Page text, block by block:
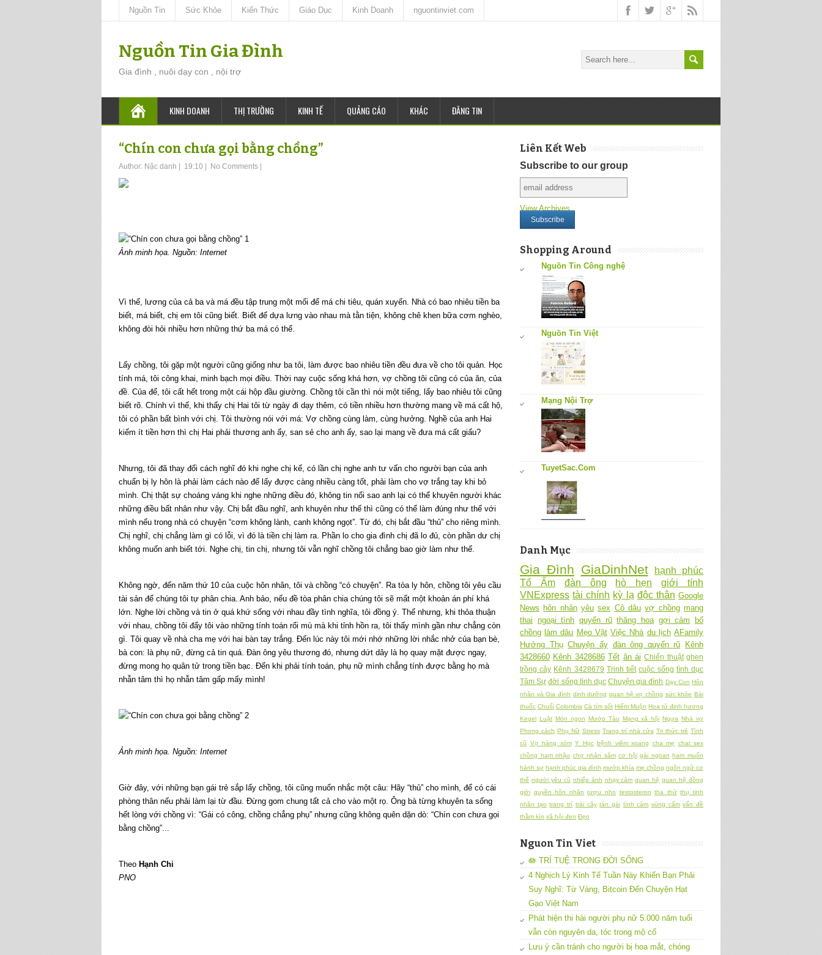
Nguồn Tin Sức Khỏe Kiến Thức Giáo Dục Kinh Doanh nguontinviet.com
Nguồn Tin Gia Đình
Gia đình , nuôi dạy con , nội trợ
KINH DOANH THỊ TRƯỜNG KINH TẾ QUẢNG CÁO KHÁC ĐĂNG TIN
“Chín con chưa gọi bằng chồng”
Author: Nặc danh 19:10 No Comments
Ảnh minh họa. Nguồn: Internet
Vì thế, lương của cả ba và má đều tập trung một mối để má chi tiêu, quán xuyến. Nhà có bao nhiêu tiền ba
biết, má biết, chị em tôi cũng biết. Biết để dựa lưng vào nhau mà tằn tiện, không chê khen bữa cơm nghèo,
không đòi hỏi nhiều hơn những thứ ba má có thể.
Lấy chồng, tôi gặp một người cũng giống như ba tôi, làm được bao nhiêu tiền đều đưa về cho tôi quản. Học
tính má, tôi công khai, minh bạch mọi điều. Thời nay cuộc sống khá hơn, vợ chồng tôi cũng có của ăn, của
đề. Của để, tôi cất hết trong một cái hộp đầu giường. Chồng tôi cần thì nói một tiếng, lấy bao nhiêu tôi cũng
biết rõ. Chính vì thế, khi thấy chị Hai tôi từ ngày đi dạy thêm, có tiền nhiều hơn thường mang về má cất hộ,
tôi có phần bất bình với chị. Tôi thường nói với má: Vợ chồng cùng làm, cùng hưởng. Nghề của anh Hai
kiếm ít tiền hơn thì chị Hai phải thương anh ấy, san sẻ cho anh ấy, sao lại mang về đưa má cất giấu?
Nhưng, tôi đã thay đổi cách nghĩ đó khi nghe chị kể, có lần chị nghe anh tư vấn cho người bạn của anh
chuẩn bị ly hôn là phải làm cách nào để lấy được càng nhiều càng tốt, phải làm cho vợ trắng tay khi bỏ
mình. Chị thật sự choáng váng khi nghe những điều đó, không tin nổi sao anh lại có thể khuyên người khác
những điều bất nhân như vậy. Chị bắt đầu nghĩ, anh khuyên như thế thì cũng có thể làm đúng như thế với
mình nếu trong nhà có chuyện “cơm không lành, canh không ngọt”. Từ đó, chị bắt đầu “thủ” cho riêng mình.
Chị nghĩ, chị chẳng làm gì có lỗi, vì đó là tiền chị làm ra. Phần lo cho gia đình chị đã lo đủ, còn phần dư chị
không muốn anh biết tới. Nghe chị, tin chị, nhưng tôi vẫn nghĩ chồng tôi chẳng bao giờ làm như thế.
Không ngờ, đến năm thứ 10 của cuộc hôn nhân, tôi và chồng “có chuyện”. Ra tòa ly hôn, chồng tôi yêu cầu
tài sản để chúng tôi tự phân chia. Anh bảo, nếu đề tòa phân chia chúng tôi sẽ mất một khoản án phí khá
lớn. Nghe lời chồng và tin ở quá khứ sống với nhau đầy tình nghĩa, tôi đồng ý. Thế nhưng, khi thỏa thuận
với nhau, chồng tôi đẩy tôi vào những tính toán rối mù mà khi tỉnh hồn ra, tôi thấy mình gần như chẳng còn
gì. Tôi quay về nhà cha mẹ với hai bàn tay trắng. Đến lúc này tôi mới nhớ những lời nhắc nhở của bạn bè,
bà con: là phụ nữ, đừng cả tin quá. Đàn ông yêu thương đó, nhưng dứt dây là họ quay mặt được ngay,
đừng mong họ quân tử trong tiền bạc. Đến khi phải tính toán, phụ nữ mình chẳng tính được bằng họ mà
nhẫn tâm thì họ nhẫn tâm gấp mấy mình!
Ảnh minh họa. Nguồn: Internet
Giờ đây, với những bạn gái trẻ sắp lấy chồng, tôi cũng muốn nhắc một câu: Hãy “thủ” cho mình, để có cái
phòng thân nếu phải làm lại từ đầu. Đừng gom chung tất cả cho vào một rọ. Ông bà từng khuyên ta sống
hết lòng với chồng vì: “Gái có công, chồng chẳng phụ” nhưng cũng không quên dặn dò: “Chín con chưa gọi
bằng chồng”...
Theo Hạnh Chi
PNO
Liên Kết Web
Subscribe to our group
View Archives
Shopping Around
Nguồn Tin Công nghệ
Nguồn Tin Việt
Mạng Nội Trợ
TuyetSac.Com
Danh Mục
Gia Đình GiaDinhNet
hạnh phúc
Tổ Ấm
đàn ông hò hẹn
giới tính
VNExpress tài chính kỳ lạ độc thân Google
News hôn nhân yêu sex Cô dâu vợ chồng mang
thai ngoại tình quyến rũ thăng hoa gợi cảm
bố
chồng làm dâu Mẹo Vặt Việc Nhà du lịch AFamily
Hưởng Thụ Chuyện ấy đàn ông quyến rũ
Kênh
3428660 Kênh 3428686 Tết ân ái Chiến thuật ghen
trồng cây Kênh 3428679 Trinh tiết cuộc sống tình dục
Tâm Sự đời sống tình dục Chuyện gia đình Dạy Con Hôn
nhân và Gia đình dinh dưỡng quan hệ vợ chồng sức khỏe Bài
thuốc Chuối Colombia Cà tím sốt Hiếm Muộn Hoa tử đinh hương
Kegel Luật Món ngon Mướp Tàu Mạng xã hội Ngựa Nhà vợ
Phong cách Phụ Nữ Stress Trang trí nhà cửa Tri thức trẻ Tình
cũ
Vợ hàng xóm Y Học bệnh viêm xoang cha mẹ
chat sex
chồng ham nhậu chợ nhân sâm cơ hội gái ngoan ham muốn
hành sự hạnh phúc gia đình mướp khía mẹ chồng ngôn ngữ cơ
thể người yêu cũ nhiếp ảnh nhạy cảm quan hệ quan hệ đồng
giới quyền hôn nhân rượu nho testosteron tha thứ thụ tinh
nhân tạo trang trí trái cây tán gái tình cảm vùng cấm vấn đề
thầm kín xã hội đen Đẹp
Nguon Tin Viet
🪷 TRÍ TUỆ TRONG ĐỜI SỐNG
4 Nghịch Lý Kinh Tế Tuần Này Khiến Bạn Phải
Suy Nghĩ: Từ Vàng, Bitcoin Đến Chuyện Hạt
Gạo Việt Nam
Phát hiện thi hài người phụ nữ 5.000 năm tuổi
vẫn còn nguyên da, tóc trong mộ cổ
Lưu ý cần tránh cho người bị hoa mắt, chóng